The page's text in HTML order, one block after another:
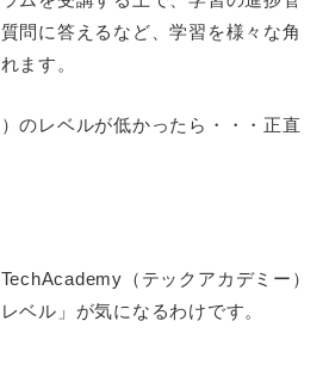
問に答えるなど、学習を様々な角
ます。
のレベルが低かったら・・・正直
（テックアカデミー）
ベル」が気になるわけです。